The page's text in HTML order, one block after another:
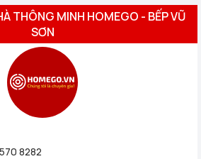
THÔNG MINH HOMEGO - BẾP VŨ
SƠN
8282